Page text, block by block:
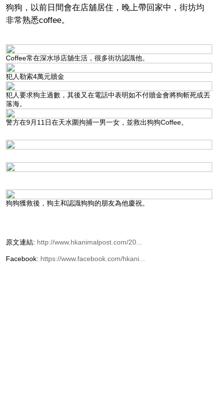
狗狗，以前日間會在店舖居住，晚上帶回家中，街坊均
非常熟悉coffee。
Coffee常在深水埗店舖生活，很多街坊認識他。
犯人勒索4萬元贖金
犯人要求狗主過數，其後又在電話中表明如不付贖金會將狗斬死或丟
落海。
警方在9月11日在天水圍拘捕一男一女，並救出狗狗Coffee。
狗狗獲救後，狗主和認識狗狗的朋友為他慶祝。
原文連結: http://www.hkanimalpost.com/20...
Facebook: https://www.facebook.com/hkani...